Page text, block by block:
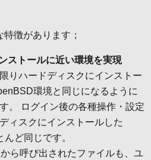
徴があります；
ストールに近い環境を実現
りハードディスクにインストー
環境と同じになるように
。 ログイン後の各種操作・設定
ィスクにインストールした
ど同じです。
ら呼び出されたファイルも、ユ